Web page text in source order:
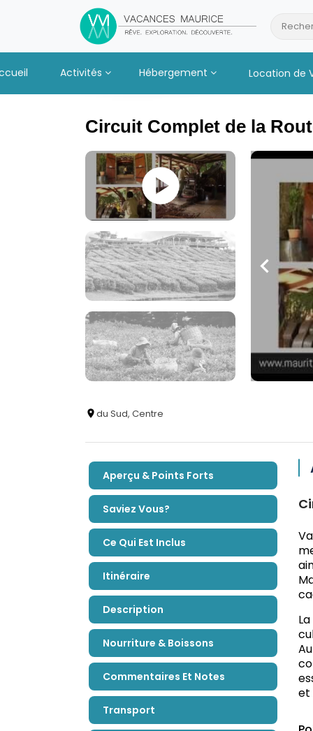
Activités Hébergement Location de
Circuit Complet de la
du Sud, Centre
Aperçu & Points Forts
Saviez Vous?
Ce Qui Est Inclus
Itinéraire
Description
Nourriture & Boissons
Commentaires Et Notes
Transport
et